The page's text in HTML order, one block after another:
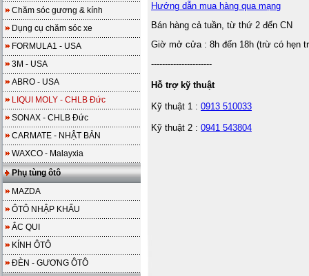
Chăm sóc gương & kính
Dụng cụ chăm sóc xe
FORMULA1 - USA
3M - USA
ABRO - USA
LIQUI MOLY - CHLB Đức
SONAX - CHLB Đức
CARMATE - NHẬT BẢN
WAXCO - Malayxia
Phụ tùng ôtô
MAZDA
ÔTÔ NHẬP KHẨU
ẮC QUI
KÍNH ÔTÔ
ĐÈN - GƯƠNG ÔTÔ
Hướng dẫn mua hàng qua mạng
Bán hàng cả tuần, từ thứ 2 đến CN
Giờ mở cửa : 8h đến 18h (trừ có hẹn
----------------------
Hỗ trợ kỹ thuật
Kỹ thuật 1 : 0913 510033
Kỹ thuật 2 : 0941 543804